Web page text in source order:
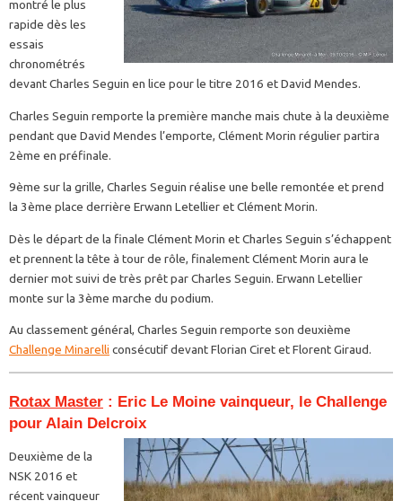
montré le plus
rapide dès les
essais
chronométrés
devant Charles Seguin en lice pour le titre 2016 et David Mendes.
Charles Seguin remporte la première manche mais chute à la deuxième
pendant que David Mendes l’emporte, Clément Morin régulier partira
2ème en préfinale.
9ème sur la grille, Charles Seguin réalise une belle remontée et prend
la 3ème place derrière Erwann Letellier et Clément Morin.
Dès le départ de la finale Clément Morin et Charles Seguin s’échappent
et prennent la tête à tour de rôle, finalement Clément Morin aura le
dernier mot suivi de très prêt par Charles Seguin. Erwann Letellier
monte sur la 3ème marche du podium.
Au classement général, Charles Seguin remporte son deuxième
Challenge Minarelli consécutif devant Florian Ciret et Florent Giraud.
Rotax Master : Eric Le Moine vainqueur, le Challenge
pour Alain Delcroix
Deuxième de la
NSK 2016 et
récent vainqueur